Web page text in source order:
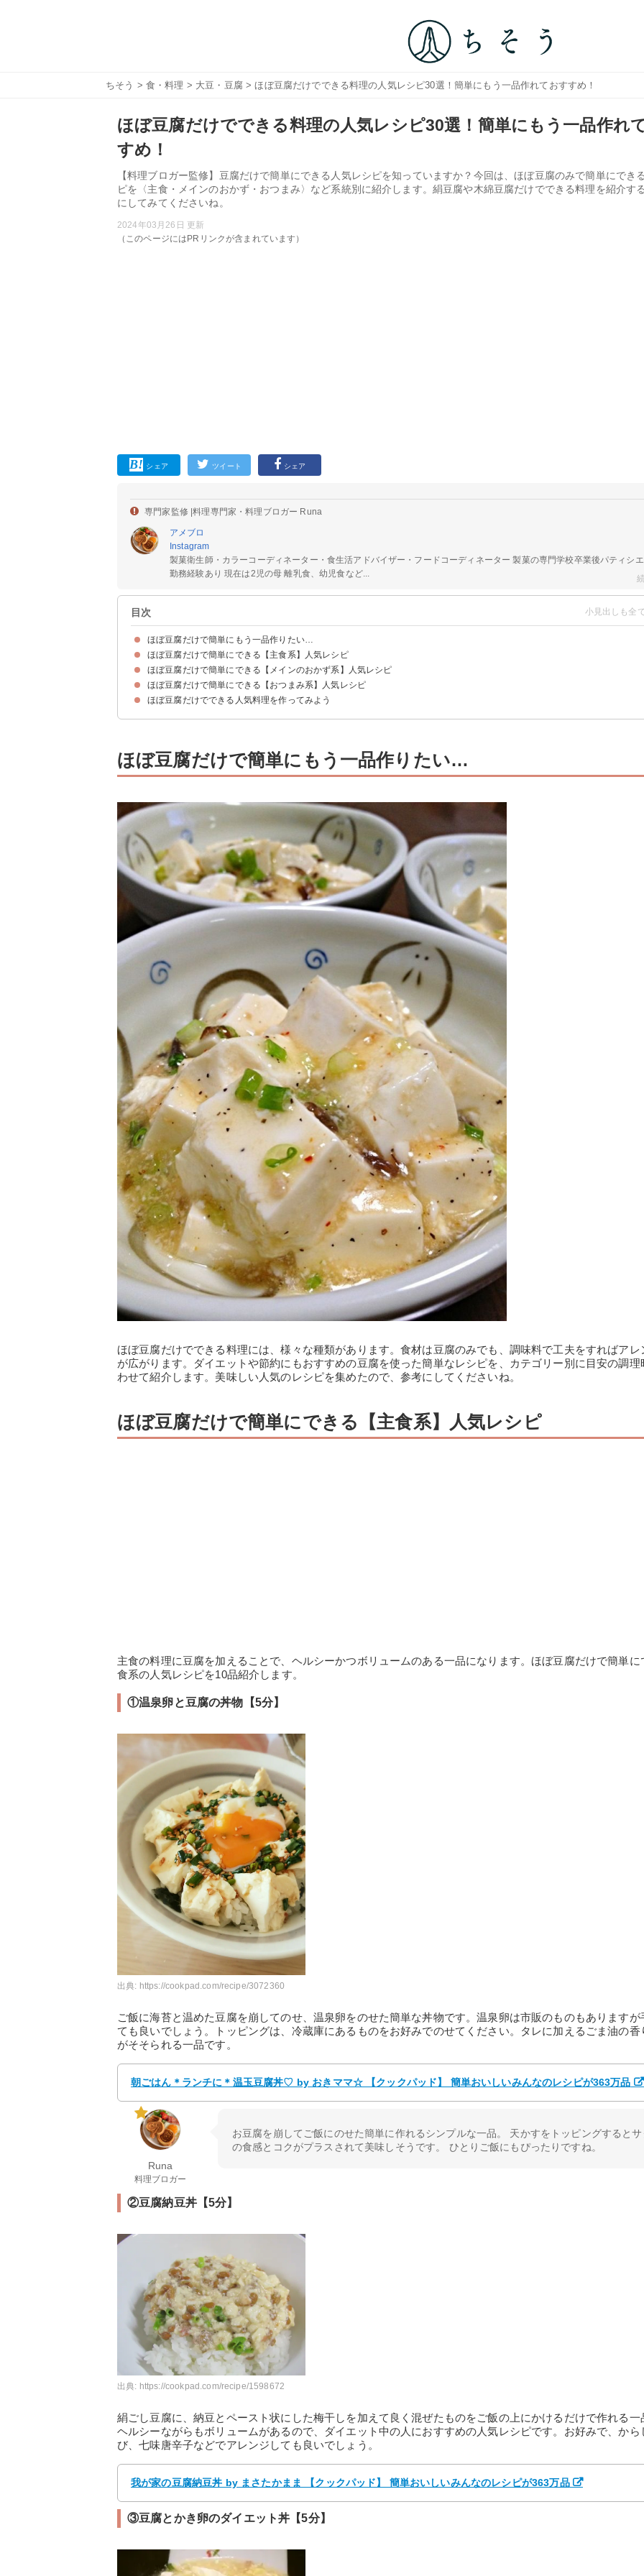
ちそう > 食・料理 > 大豆・豆腐> ほぼ豆腐だけでできる料理の人気レシピ30選！簡単にもう一品作れておすすめ！
ほぼ豆腐だけでできる料理の人気レシピ30選！簡単にもう一品作れ
すめ！
【料理ブロガー監修】豆腐だけで簡単にできる人気レシピを知っていますか？今回は、ほぼ豆腐のみで簡単にでき
ピを〈主食・メインのおかず・おつまみ〉など系統別に紹介します。絹豆腐や木綿豆腐だけでできる料理を紹介す
にしてみてくださいね。
2024年03月26日 更新
（このページにはPRリンクが含まれています）
シェア ツイート シェア
専門家監修 |料理専門家・料理ブロガー Runa
アメブロ
Instagram
製菓衛生師・カラーコーディネーター・食生活アドバイザー・フードコーディネーター 製菓の専門学校卒業後パティシ
勤務経験あり 現在は2児の母 離乳食、幼児食など...
目次
ほぼ豆腐だけで簡単にもう一品作りたい…
ほぼ豆腐だけで簡単にできる【主食系】人気レシピ
①温泉卵と豆腐の丼物【5分】
②豆腐納豆丼【5分】
③豆腐とかき卵のダイエット丼【5分】
④豆腐炒飯【5分】
⑤ピリ辛豆腐クリームうどん【5分】
⑥豆腐ソースのカルボナーラうどん【10分】
⑦アボカド豆腐クリームパスタ【10分】
⑧豆腐クリームの冷製パスタ【10分】
⑨豆腐パン【15分】
⑩豆腐リゾット【5分】
ほぼ豆腐だけで簡単にできる【メインのおかず系】人気レシピ
①ミンチと豆腐のハンバーグ【10分】
②人気1位四川麻婆豆腐【10分】
③木綿豆腐のステーキ【5分】
④絹豆腐のカニカマあんかけ【5分】
⑤豆腐キムチグラタン【10分】
⑥簡単スンドゥブ【5分】
⑦海老豆腐あん【10分】
⑧豆腐とキャベツの餃子【10分】
⑨もやしと豆腐のカレー炒め【5分】
⑩にらたま豆腐【5分】
ほぼ豆腐だけで簡単にできる【おつまみ系】人気レシピ
①豆腐のみの刺身風おつまみ【5分】
②木綿豆腐の焼くだけおつまみ【5分】
③おかか豆腐【5分】
④豆腐のおやき【5分】
⑤豆腐の野菜和え【5分】
⑥チーズ風豆腐【5分】
⑦豆腐の生ハム巻き【5分】
⑧ほうれん草の白和え【5分】
⑨キムチと絹豆腐のおつまみ【5分】
⑩梅干し豆腐【5分】
ほぼ豆腐だけでできる人気料理を作ってみよう
ほぼ豆腐だけで簡単にもう一品作りたい…
ほぼ豆腐だけでできる料理には、様々な種類があります。食材は豆腐のみでも、調味料で工夫をすればアレ
が広がります。ダイエットや節約にもおすすめの豆腐を使った簡単なレシピを、カテゴリー別に目安の調理
わせて紹介します。美味しい人気のレシピを集めたので、参考にしてくださいね。
ほぼ豆腐だけで簡単にできる【主食系】人気レシピ
主食の料理に豆腐を加えることで、ヘルシーかつボリュームのある一品になります。ほぼ豆腐だけで簡単に
食系の人気レシピを10品紹介します。
①温泉卵と豆腐の丼物【5分】
出典: https://cookpad.com/recipe/3072360
ご飯に海苔と温めた豆腐を崩してのせ、温泉卵をのせた簡単な丼物です。温泉卵は市販のものもありますが
ても良いでしょう。トッピングは、冷蔵庫にあるものをお好みでのせてください。タレに加えるごま油の香
がそそられる一品です。
朝ごはん＊ランチに＊温玉豆腐丼♡ by おきママ☆ 【クックパッド】 簡単おいしいみんなのレシピが363万品
Runa
料理ブロガー
お豆腐を崩してご飯にのせた簡単に作れるシンプルな一品。 天かすをトッピングすると
の食感とコクがプラスされて美味しそうです。 ひとりご飯にもぴったりですね。
②豆腐納豆丼【5分】
出典: https://cookpad.com/recipe/1598672
絹ごし豆腐に、納豆とペースト状にした梅干しを加えて良く混ぜたものをご飯の上にかけるだけで作れる一
ヘルシーながらもボリュームがあるので、ダイエット中の人におすすめの人気レシピです。お好みで、から
び、七味唐辛子などでアレンジしても良いでしょう。
我が家の豆腐納豆丼 by まさたかまま 【クックパッド】 簡単おいしいみんなのレシピが363万品
③豆腐とかき卵のダイエット丼【5分】